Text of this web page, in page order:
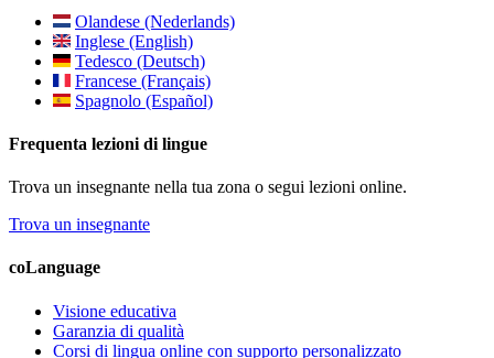
Olandese (Nederlands)
Inglese (English)
Tedesco (Deutsch)
Francese (Français)
Spagnolo (Español)
Frequenta lezioni di lingue
Trova un insegnante nella tua zona o segui lezioni online.
Trova un insegnante
coLanguage
Visione educativa
Garanzia di qualità
Corsi di lingua online con supporto personalizzato